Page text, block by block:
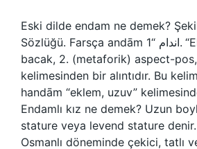
Eski dilde endam ne demek?
Sözlüğü. Farsça andām اندام “1. “Eklem, uzuv, kol ve
bacak, 2. (metaforik) aspect-
kelimesinden bir alıntıdır. Bu
handām “eklem, uzuv”
Endamlı kız ne demek? Uzun
stature veya levend stature denir.
Osmanlı döneminde çekici, tatlı